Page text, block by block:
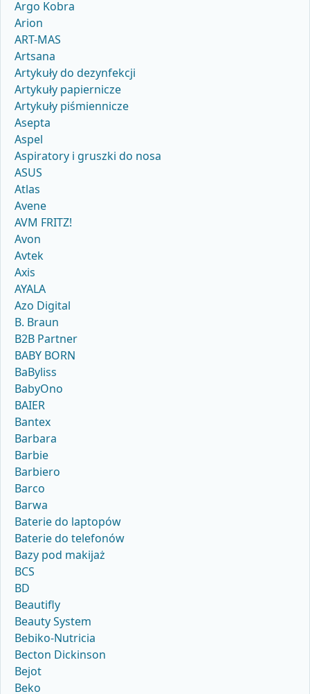
Argo Kobra
Arion
ART-MAS
Artsana
Artykuły do dezynfekcji
Artykuły papiernicze
Artykuły piśmiennicze
Asepta
Aspel
Aspiratory i gruszki do nosa
ASUS
Atlas
Avene
AVM FRITZ!
Avon
Avtek
Axis
AYALA
Azo Digital
B. Braun
B2B Partner
BABY BORN
BaByliss
BabyOno
BAIER
Bantex
Barbara
Barbie
Barbiero
Barco
Barwa
Baterie do laptopów
Baterie do telefonów
Bazy pod makijaż
BCS
BD
Beautifly
Beauty System
Bebiko-Nutricia
Becton Dickinson
Bejot
Beko